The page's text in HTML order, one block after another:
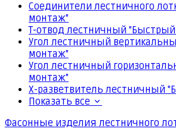
Соединители лестничного
монтаж"
Т-отвод лестничный
Угол лестничный
монтаж"
Угол лестничный
монтаж"
Х-разветвитель лестничный
Показать все
Фасонные изделия лестничного